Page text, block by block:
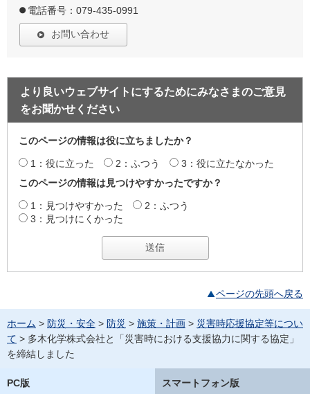
電話番号：079-435-0991
お問い合わせ
より良いウェブサイトにするためにみなさまのご意見
をお聞かせください
このページの情報は役に立ちましたか？
1：役に立った 2：ふつう
3：役に立たなかった
このページの情報は見つけやすかったですか？
1：見つけやすかった
2：ふつう
3：見つけにくかった
ページの先頭へ戻る
ホーム > 防災・安全 > 防災 > 施策・計画 > 災害時応援協定等につい
て > 多木化学株式会社と「災害時における支援協力に関する協定」
を締結しました
PC版 スマートフォン版